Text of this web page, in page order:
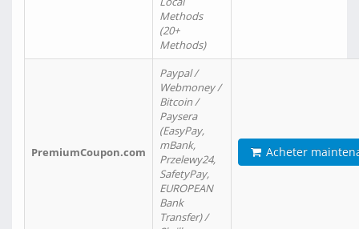
Methods
(20+
Methods)
PremiumCoupon.com
Paypal /
Webmoney /
Bitcoin /
Paysera
(EasyPay,
mBank,
Przelewy24,
SafetyPay,
EUROPEAN
Bank
Transfer) /
Acheter